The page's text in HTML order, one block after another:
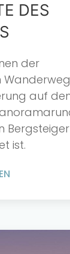
DES
der
auf
ist.